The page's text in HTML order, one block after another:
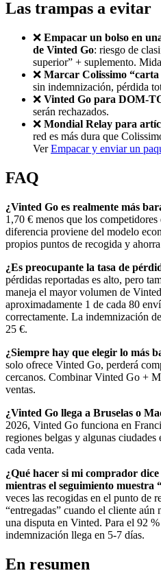
Las trampas a evitar
❌ Empacar un bolso en
de Vinted Go: riesgo de
superior” + suplemento.
❌ Marcar Colissimo “carta
sin indemnización, pérdida
❌ Vinted Go para DOM-
serán rechazados.
❌ Mondial Relay para
red es más dura que
VerEmpacar y enviar un
FAQ
¿Vinted Go es realmente más
1,70 € menos que los
diferencia proviene del modelo
propios puntos de recogida y
¿Es preocupante la tasa de
pérdidas reportadas es alto, pero
maneja el mayor volumen de
aproximadamente 1 de cada 80
correctamente. La indemnización
25 €.
¿Siempre hay que elegir lo más
solo ofrece Vinted Go, perderá
cercanos. Combinar Vinted Go +
ventas.
¿Vinted Go llega a Bruselas o
2026, Vinted Go funciona en
regiones belgas y algunas ciudades
cada venta.
¿Qué hacer si mi comprador
mientras el seguimiento muestra
veces las recogidas en el punto de
“entregadas” cuando el cliente
una disputa en Vinted. Para el 92
indemnización llega en 5-7 días.
En resumen